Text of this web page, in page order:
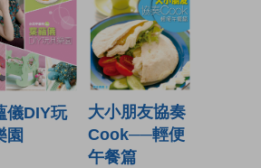
儀DIY玩
園
大小朋友協奏
Cook──輕便
午餐篇